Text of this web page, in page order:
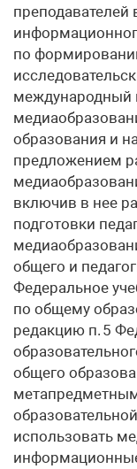
преподавателей
по
международный
образования и
предложением
включив в нее
подготовки
общего и
Федеральное
по общему
редакцию п. 5
общего
использовать